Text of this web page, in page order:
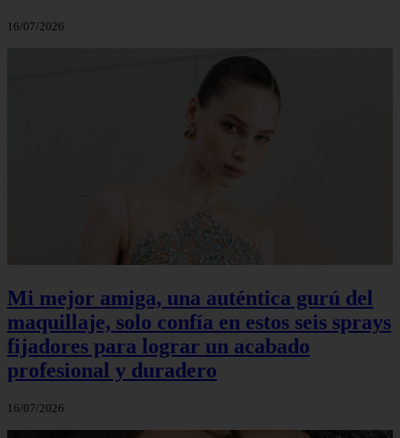
16/07/2026
Mi mejor amiga, una auténtica gurú del
maquillaje, solo confía en estos seis sprays
fijadores para lograr un acabado
profesional y duradero
16/07/2026